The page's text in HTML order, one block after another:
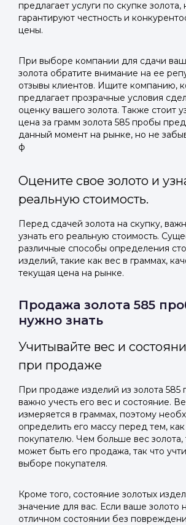
предлагает услуги по скупке
гарантируют честность и
цены.
При выборе компании для сдачи
золота обратите внимание на ее
отзывы клиентов. Ищите компанию,
предлагает прозрачные условия
оценку вашего золота. Также стоит
цена за грамм золота 585 пробы
данный момент на рынке, но не
ф
Оцените свое золото и
реальную стоимость.
Перед сдачей золота на скупку,
узнать его реальную стоимость.
различные способы определения
изделий, такие как вес в граммах,
текущая цена на рынке.
Продажа золота 585
нужно знать
Учитывайте вес и
при продаже
При продаже изделий из золота 585
важно учесть его вес и состояние.
измеряется в граммах, поэтому
определить его массу перед тем,
покупателю. Чем больше вес золота,
может быть его продажа, так что
выборе покупателя.
Кроме того, состояние золотых
значение для вас. Если ваше золото
отличном состоянии без